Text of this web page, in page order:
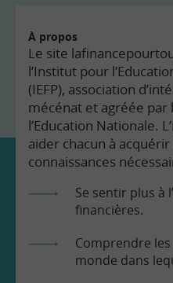
À propos
Le site
l’Institut pour
(IEFP), association
mécénat et agréée par
l’Education Nationale.
aider chacun à acquérir
connaissances
Se sentir plus à
financières.
Comprendre
monde dans